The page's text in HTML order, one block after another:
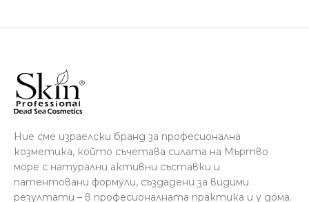
Ние сме израелски бранд за професионална
козметика, който съчетава силата на Мъртво
море с натурални активни съставки и
патентовани формули, създадени за видими
резултати – в професионалната практика и у дома.